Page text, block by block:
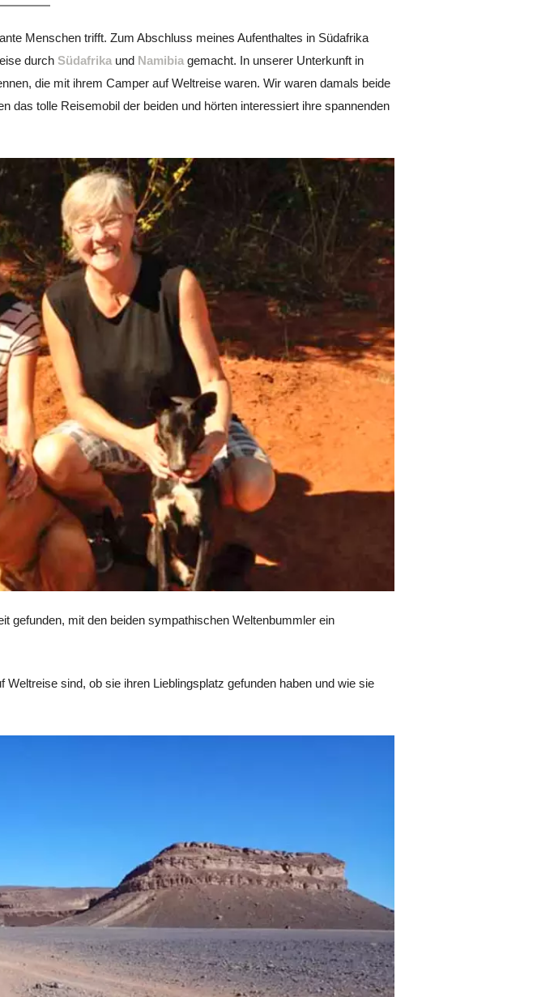
Menschen trifft. Zum Abschluss meines Aufenthaltes in Südafrika
durch Südafrika und Namibia gemacht. In unserer Unterkunft in
die mit ihrem Camper auf Weltreise waren. Wir waren damals beide
das tolle Reisemobil der beiden und hörten interessiert ihre spannenden
gefunden, mit den beiden sympathischen Weltenbummler ein
sind, ob sie ihren Lieblingsplatz gefunden haben und wie sie